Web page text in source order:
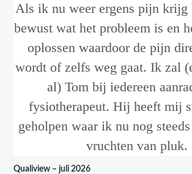
Als ik nu weer ergens pijn krijg
bewust wat het probleem is en
oplossen waardoor de pijn
wordt of zelfs weg gaat. Ik zal
al) Tom bij iedereen
fysiotherapeut. Hij heeft mij
geholpen waar ik nu nog
vruchten van pluk.
Qualiview – juli 2026